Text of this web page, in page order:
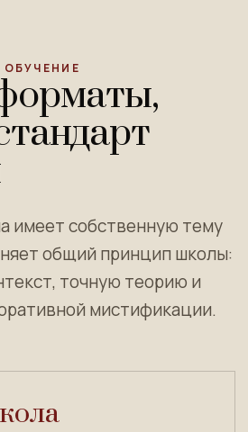
имеет собственную тему
общий принцип школы:
точную теорию и
мистификации.